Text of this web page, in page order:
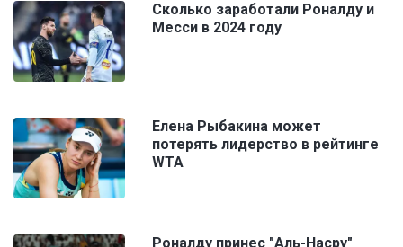
Сколько заработали Роналду и
Месси в 2024 году
Елена Рыбакина может
потерять лидерство в рейтинге
WTA
Роналду принес "Аль-Насру"